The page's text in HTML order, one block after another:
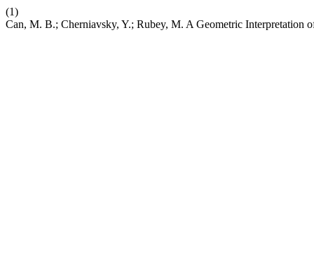
(1)
Can, M. B.; Cherniavsky, Y.; Rubey, M. A Geometric Interpretation